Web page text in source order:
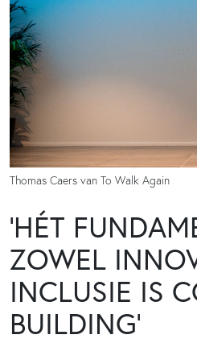
Thomas Caers van To Walk Again
‘HÉT
ZOWEL
INCLUSIE IS
BUILDING’